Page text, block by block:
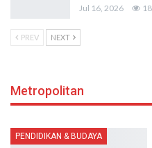
Jul 16, 2026
PREV NEXT
Metropolitan
PENDIDIKAN & BUDAYA